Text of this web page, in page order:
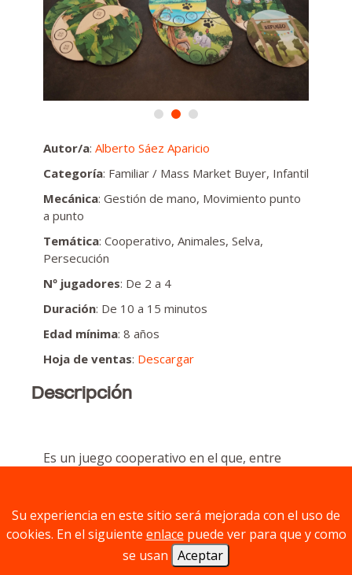
Autor/a: Alberto Sáez Aparicio
Categoría: Familiar / Mass Market Buyer, Infantil
Mecánica: Gestión de mano, Movimiento punto
a punto
Temática: Cooperativo, Animales, Selva,
Persecución
Nº jugadores: De 2 a 4
Duración: De 10 a 15 minutos
Edad mínima: 8 años
Hoja de ventas: Descargar
Descripción
Es un juego cooperativo en el que, entre
coche del cazador les alcance.
Para ello usaremos las cartas para moverlos,
sin descuidar que estas mismas cartas
Su experiencia en este sitio será mejorada con el uso de
cookies. En el siguiente enlace puede ver para que y como
se usan Aceptar